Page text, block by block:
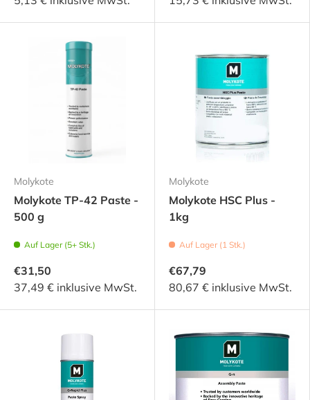
Molykote
Molykote TP-42 Paste -
500 g
Auf Lager (5+ Stk.)
€31,50
37,49 € inklusive MwSt.
Molykote
Molykote HSC Plus -
1kg
Auf Lager (1 Stk.)
€67,79
80,67 € inklusive MwSt.